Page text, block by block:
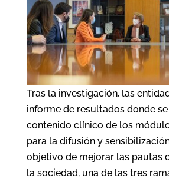
Tras la investigación, las
informe de resultados donde
contenido clínico de los
para la difusión y
objetivo de mejorar las pautas
la sociedad, una de las tres